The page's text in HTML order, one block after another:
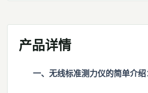
产品详情
一、无线标准测力仪的简单介绍